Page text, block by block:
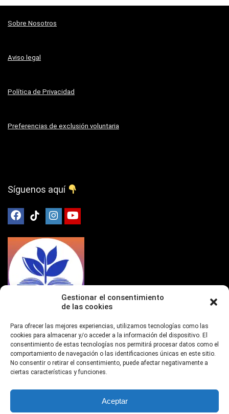
Gestionar el consentimiento
de las cookies
Para ofrecer las mejores experiencias, utilizamos tecnologías como las
cookies para almacenar y/o acceder a la información del dispositivo. El
consentimiento de estas tecnologías nos permitirá procesar datos como el
comportamiento de navegación o las identificaciones únicas en este sitio.
No consentir o retirar el consentimiento, puede afectar negativamente a
ciertas características y funciones.
Aceptar
Sobre Nosotros
Aviso legal
Política de Privacidad
Preferencias de exclusión voluntaria
Síguenos aquí
Últimos Proverbios
No con ejército, ni con fuerza, sino con mi Espíritu: